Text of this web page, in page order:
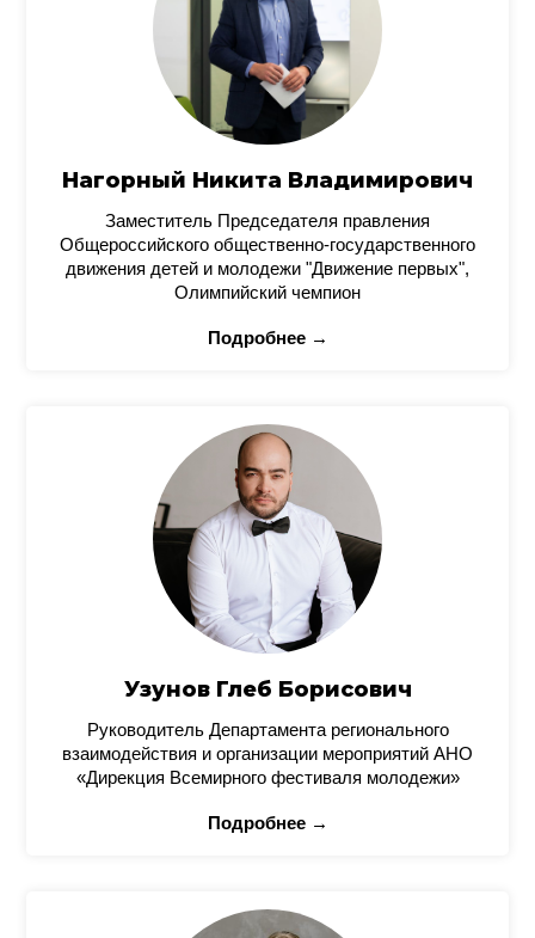
Нагорный Никита Владимирович
Заместитель Председателя правления
Общероссийского общественно-государственного
движения детей и молодежи "Движение первых",
Олимпийский чемпион
Подробнее →
Узунов Глеб Борисович
Руководитель Департамента регионального
взаимодействия и организации мероприятий АНО
«Дирекция Всемирного фестиваля молодежи»
Подробнее →